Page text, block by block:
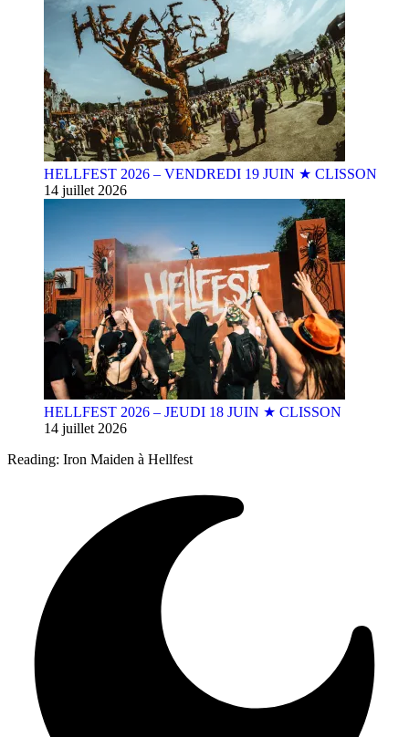
HELLFEST 2026 – VENDREDI 19 JUIN ★ CLISSON
14 juillet 2026
HELLFEST 2026 – JEUDI 18 JUIN ★ CLISSON
14 juillet 2026
Reading: Iron Maiden à Hellfest